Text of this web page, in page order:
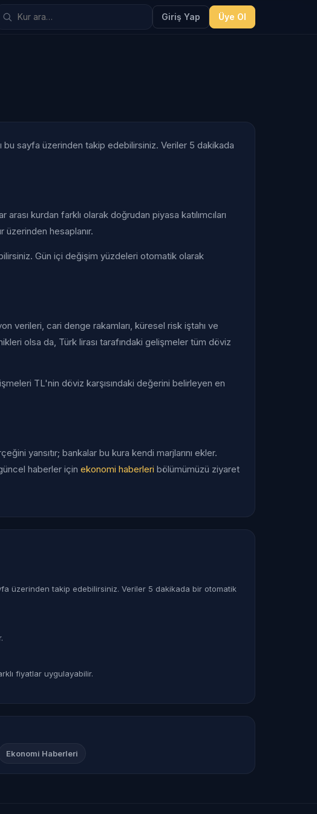
Giriş Yap Üye Ol
bu sayfa üzerinden takip edebilirsiniz. Veriler 5 dakikada
kurdan farklı olarak doğrudan piyasa katılımcıları
üzerinden hesaplanır.
Gün içi değişim yüzdeleri otomatik olarak
verileri, cari denge rakamları, küresel risk iştahı ve
olsa da, Türk lirası tarafındaki gelişmeler tüm döviz
TL'nin döviz karşısındaki değerini belirleyen en
yansıtır; bankalar bu kura kendi marjlarını ekler.
güncel haberler için ekonomi haberleri bölümümüzü ziyaret
üzerinden takip edebilirsiniz. Veriler 5 dakikada bir otomatik
fiyatlar uygulayabilir.
Ekonomi Haberleri